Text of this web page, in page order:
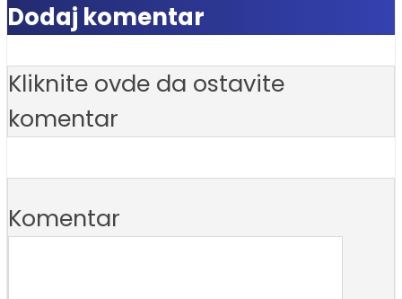
Dodaj komentar
Kliknite ovde da ostavite
komentar
Komentar